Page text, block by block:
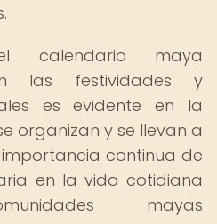
calendario maya
las festividades y
es evidente en la
organizan y se llevan a
continua de
en la vida cotidiana
mayas